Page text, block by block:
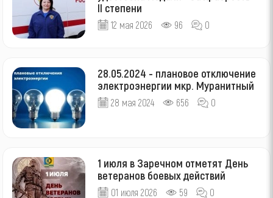
II степени
12 мая 2026 96 0
28.05.2024 - плановое отключение
электроэнергии мкр. Муранитный
28 мая 2024 656 0
1 июля в Заречном отметят День
ветеранов боевых действий
01 июля 2026 59 0